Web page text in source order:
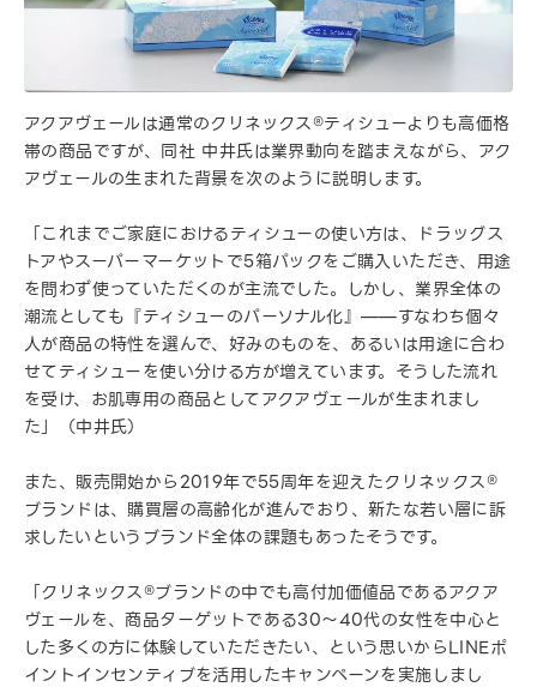
アクアヴェールは通常のクリネックス®ティシューよりも高価格
帯の商品ですが、同社 中井氏は業界動向を踏まえながら、アク
アヴェールの生まれた背景を次のように説明します。
「これまでご家庭におけるティシューの使い方は、ドラッグス
トアやスーパーマーケットで5箱パックをご購入いただき、用途
を問わず使っていただくのが主流でした。しかし、業界全体の
潮流としても『ティシューのパーソナル化』——すなわち個々
人が商品の特性を選んで、好みのものを、あるいは用途に合わ
せてティシューを使い分ける方が増えています。そうした流れ
を受け、お肌専用の商品としてアクアヴェールが生まれまし
た」（中井氏）
また、販売開始から2019年で55周年を迎えたクリネックス®
ブランドは、購買層の高齢化が進んでおり、新たな若い層に訴
求したいというブランド全体の課題もあったそうです。
「クリネックス®ブランドの中でも高付加価値品であるアクア
ヴェールを、商品ターゲットである30〜40代の女性を中心と
した多くの方に体験していただきたい、という思いからLINEポ
イントインセンティブを活用したキャンペーンを実施しまし